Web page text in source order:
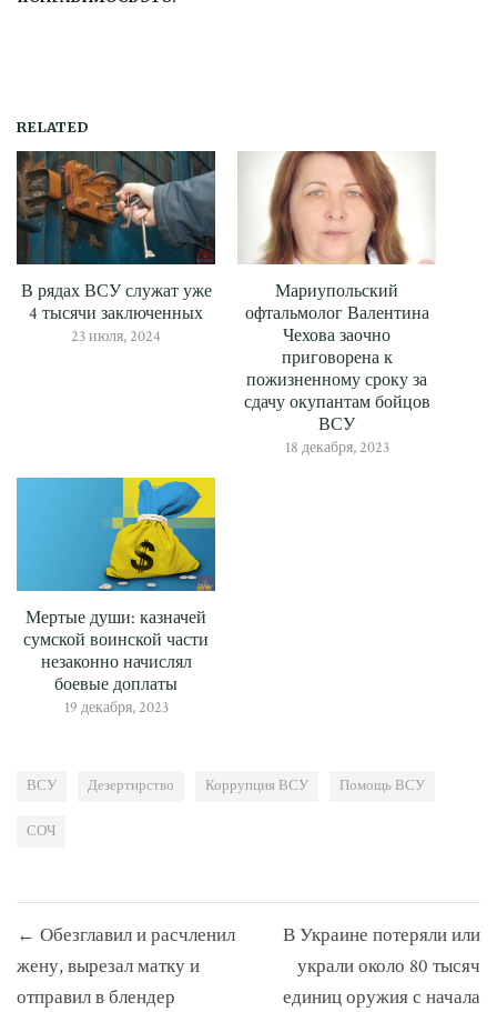
RELATED
В рядах ВСУ служат уже
4 тысячи заключенных
23 июля, 2024
Мариупольский
офтальмолог Валентина
Чехова заочно
приговорена к
пожизненному сроку за
сдачу окупантам бойцов
ВСУ
18 декабря, 2023
Мертые души: казначей
сумской воинской части
незаконно начислял
боевые доплаты
19 декабря, 2023
ВСУ Дезертирство Коррупция ВСУ Помощь ВСУ
СОЧ
по
записям
← Обезглавил и расчленил
жену, вырезал матку и
отправил в блендер
В Украине потеряли или
украли около 80 тысяч
единиц оружия с начала